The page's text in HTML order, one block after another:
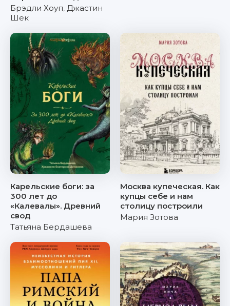
Брэдли Хоуп, Джастин
Шек
Карельские боги: за
300 лет до
«Калевалы». Древний
свод
Татьяна Бердашева
Москва купеческая. Как
купцы себе и нам
столицу построили
Мария Зотова